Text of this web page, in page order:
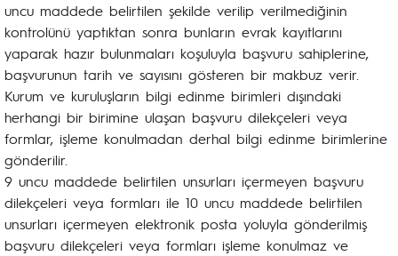
uncu maddede belirtilen şekilde verilip verilmediğinin
kontrolünü yaptıktan sonra bunların evrak kayıtlarını
yaparak hazır bulunmaları koşuluyla başvuru sahiplerine,
başvurunun tarih ve sayısını gösteren bir makbuz verir.
Kurum ve kuruluşların bilgi edinme birimleri dışındaki
herhangi bir birimine ulaşan başvuru dilekçeleri veya
formlar, işleme konulmadan derhal bilgi edinme birimlerine
gönderilir.
9 uncu maddede belirtilen unsurları içermeyen başvuru
dilekçeleri veya formları ile 10 uncu maddede belirtilen
unsurları içermeyen elektronik posta yoluyla gönderilmiş
başvuru dilekçeleri veya formları işleme konulmaz ve